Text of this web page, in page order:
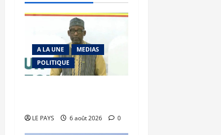
A LA UNE
MEDIAS
POLITIQUE
LE PAYS 6 août 2026 0